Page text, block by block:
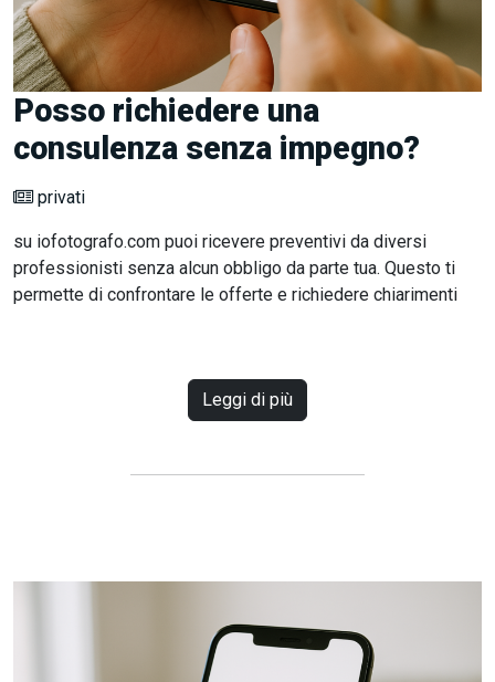
Posso richiedere una
consulenza senza impegno?
privati
su iofotografo.com puoi ricevere preventivi da diversi
professionisti senza alcun obbligo da parte tua. Questo ti
permette di confrontare le offerte e richiedere chiarimenti
Leggi di più